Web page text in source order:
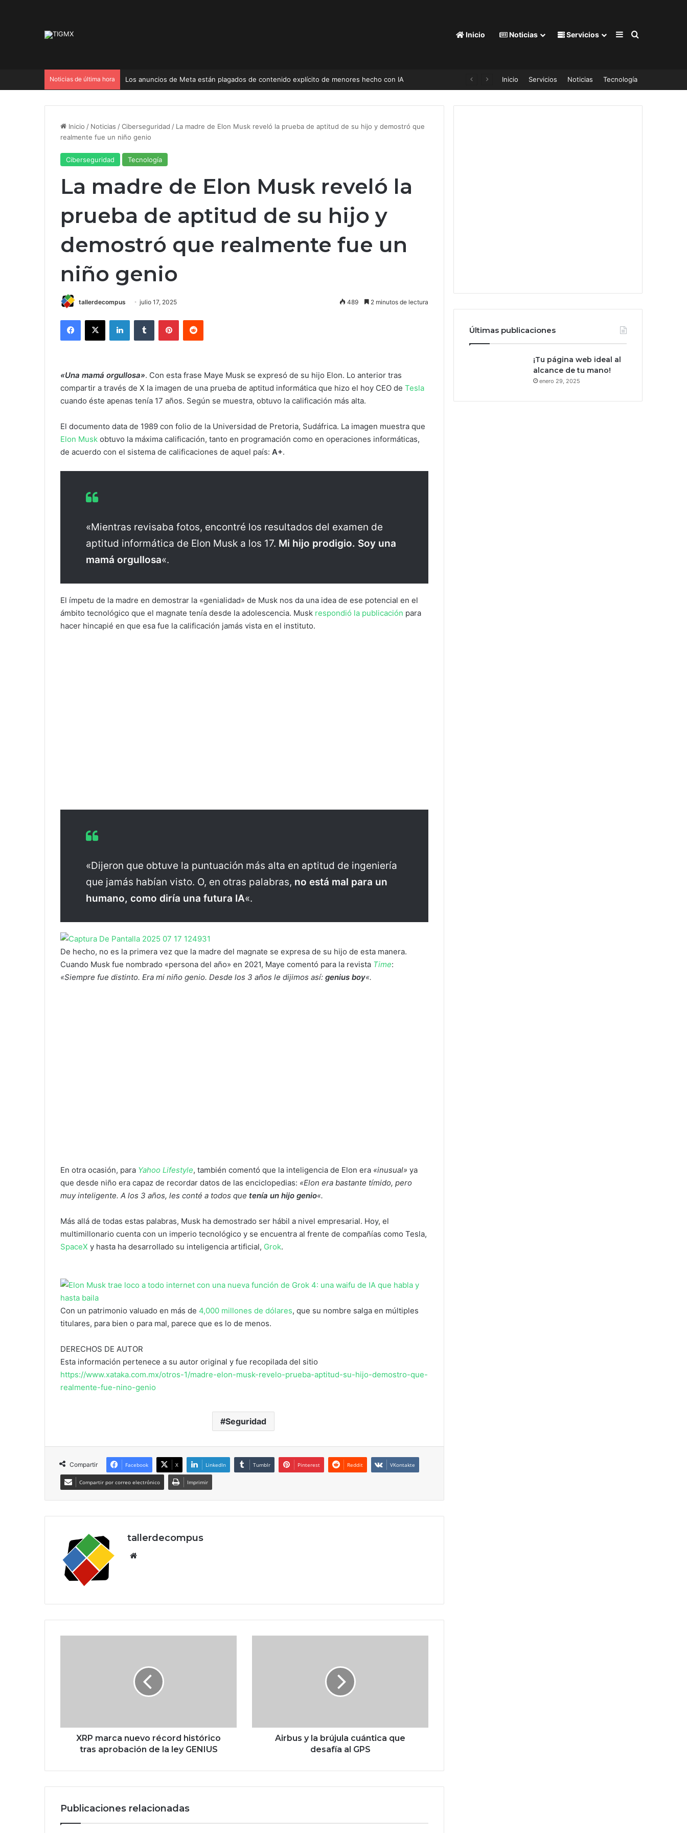
Inicio Noticias Servicios Barra lateral
Buscar por
Noticias de última hora cómo solicitarlo y cuánto cuesta Inicio Servicios Noticias Tecnología
Inicio / Noticias /Ciberseguridad / La madre de Elon Musk reveló la prueba de aptitud de su hijo y demostró que
realmente fue un niño genio
Ciberseguridad Tecnología
La madre de Elon Musk reveló la
prueba de aptitud de su hijo y
demostró que realmente fue un
niño genio
tallerdecompus julio 17, 2025 489 2 minutos de lectura
«Una mamá orgullosa». Con esta frase Maye Musk se expresó de su hijo Elon. Lo anterior tras
compartir a través de X la imagen de una prueba de aptitud informática que hizo el hoy CEO de Tesla
cuando éste apenas tenía 17 años. Según se muestra, obtuvo la calificación más alta.
El documento data de 1989 con folio de la Universidad de Pretoria, Sudáfrica. La imagen muestra que
Elon Musk obtuvo la máxima calificación, tanto en programación como en operaciones informáticas,
de acuerdo con el sistema de calificaciones de aquel país: A+.
«Mientras revisaba fotos, encontré los resultados del examen de
aptitud informática de Elon Musk a los 17. Mi hijo prodigio. Soy una
mamá orgullosa«.
El ímpetu de la madre en demostrar la «genialidad» de Musk nos da una idea de ese potencial en el
ámbito tecnológico que el magnate tenía desde la adolescencia. Musk respondió la publicación para
hacer hincapié en que esa fue la calificación jamás vista en el instituto.
«Dijeron que obtuve la puntuación más alta en aptitud de ingeniería
que jamás habían visto. O, en otras palabras, no está mal para un
humano, como diría una futura IA«.
De hecho, no es la primera vez que la madre del magnate se expresa de su hijo de esta manera.
Cuando Musk fue nombrado «persona del año» en 2021, Maye comentó para la revista Time:
«Siempre fue distinto. Era mi niño genio. Desde los 3 años le dijimos así: genius boy«.
En otra ocasión, para Yahoo Lifestyle, también comentó que la inteligencia de Elon era «inusual» ya
que desde niño era capaz de recordar datos de las enciclopedias: «Elon era bastante tímido, pero
muy inteligente. A los 3 años, les conté a todos que tenía un hijo genio«.
Más allá de todas estas palabras, Musk ha demostrado ser hábil a nivel empresarial. Hoy, el
multimillonario cuenta con un imperio tecnológico y se encuentra al frente de compañías como Tesla,
SpaceX y hasta ha desarrollado su inteligencia artificial, Grok.
Con un patrimonio valuado en más de 4,000 millones de dólares, que su nombre salga en múltiples
titulares, para bien o para mal, parece que es lo de menos.
DERECHOS DE AUTOR
Esta información pertenece a su autor original y fue recopilada del sitio
https://www.xataka.com.mx/otros-1/madre-elon-musk-revelo-prueba-aptitud-su-hijo-demostro-que-
realmente-fue-nino-genio
Seguridad
Compartir Facebook X LinkedIn Tumblr Pinterest Reddit VKontakte
Compartir por correo electrónico Imprimir
tallerdecompus
n
o
o
r
XRP marca nuevo récord histórico
tras aprobación de la ley GENIUS
a
j
u
Airbus y la brújula cuántica que
desafía al GPS
Publicaciones relacionadas
Últimas publicaciones
¡Tu página web ideal al
alcance de tu mano!
enero 29, 2025